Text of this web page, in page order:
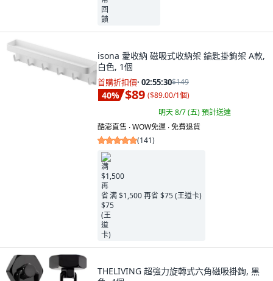
isona 愛收納 磁吸式收納架 鑰匙掛鉤架 A款,
白色, 1個
首購折扣價· 02:55:29$149
40% $89 ($89.00/1個)
明天 8/7 (五)預計送達
酷澎直售 ∙ WOW免運 ∙ 免費退貨
(141)
满 $1,500 再省 $75 (王道卡)
THELIVING 超強力旋轉式六角磁吸掛鉤, 黑